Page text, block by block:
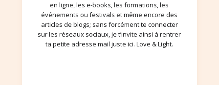
en ligne, les e-books, les formations, les
événements ou festivals et même encore des
articles de blogs; sans forcément te connecter
sur les réseaux sociaux, je t’invite ainsi à rentrer
ta petite adresse mail juste ici. Love & Light.
Vous y trouverez en autres :
Des conseils pour comprendre et